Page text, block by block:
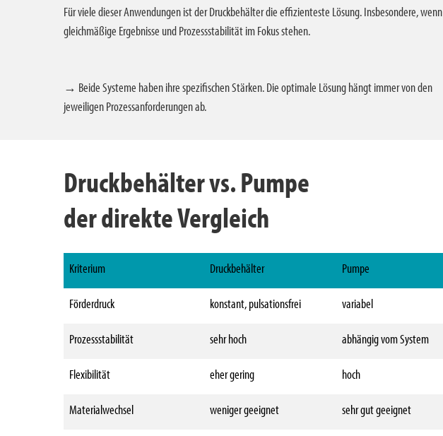
Für viele dieser Anwendungen ist der Druckbehälter die effizienteste Lösung. Insbesondere, wenn
gleichmäßige Ergebnisse und Prozessstabilität im Fokus stehen.
→ Beide Systeme haben ihre spezifischen Stärken. Die optimale Lösung hängt immer von den
jeweiligen Prozessanforderungen ab.
Druckbehälter vs. Pumpe
der direkte Vergleich
Kriterium Druckbehälter Pumpe
Förderdruck konstant, pulsationsfrei variabel
Prozessstabilität sehr hoch abhängig vom System
Flexibilität eher gering hoch
Materialwechsel weniger geeignet sehr gut geeignet